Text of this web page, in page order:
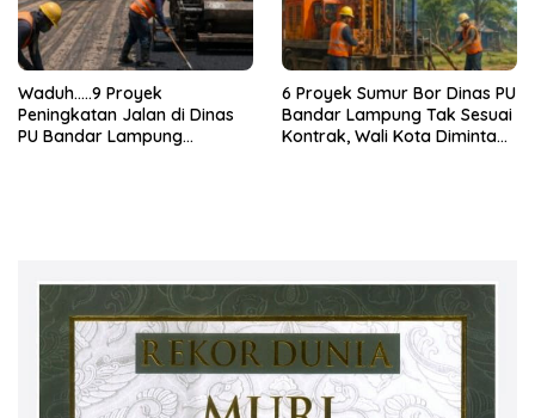
Waduh…..9 Proyek
Peningkatan Jalan di Dinas
PU Bandar Lampung
6 Proyek Sumur Bor Dinas PU
Bandar Lampung Tak Sesuai
Kontrak, Wali Kota Diminta